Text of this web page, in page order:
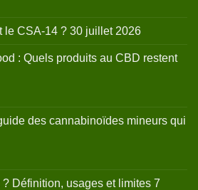
le CSA-14 ? 30 juillet 2026
: Quels produits au CBD restent
des cannabinoïdes mineurs qui
? Définition, usages et limites 7